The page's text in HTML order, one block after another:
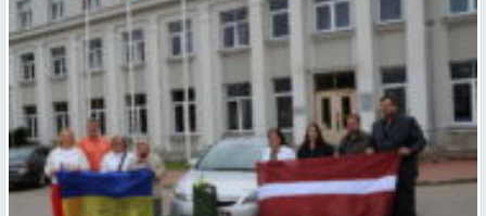
No Valmieras uz Ukrainu ceļā dodas vēl viena humānās palīdzības
automašīna